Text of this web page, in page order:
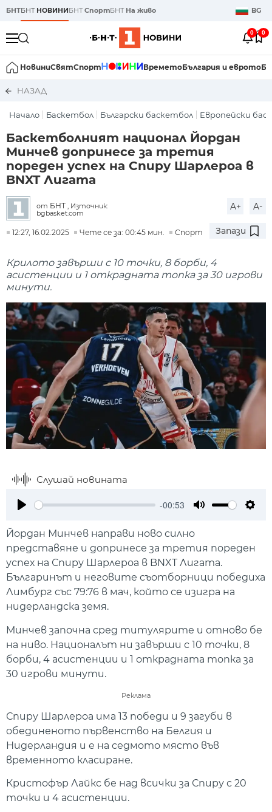
БНТБНТ НОВИНИБНТСпортБНТ На живо BG
0 0
НовиниСвятСпорт ВреметоБългария и еврото
НАЗАД
Начало Баскетбол Български баскетбол Европейски
Баскетболният национал Йордан
Минчев допринесе за третия
пореден успех на Спиру Шарлероа в
BNXT Лигата
от БНТ , Източник:
bgbasket.com
A+ A-
12:27, 16.02.2025 Чете се за: 00:45 мин. Спорт Запази
Крилото завърши с 10 точки, 8 борби, 4
асистенции и 1 открадната топка за 30 игрови
минути.
Слушай новината
-00:53
Йордан Минчев направи ново силно
представяне и допринесе за третия пореден
успех на Спиру Шарлероа в BNXT Лигата.
Българинът и неговите съотборници победиха
Лимбург със 79:76 в мач, който се изигра на
нидерландска земя.
Минчев започна сред титулярите и отново бе
на ниво. Националът ни завърши с 10 точки, 8
борби, 4 асистенции и 1 открадната топка за
30 игрови минути.
Реклама
Спиру Шарлероа има 13 победи и 9 загуби в
обединеното първенство на Белгия и
Нидерландия и е на седмото място във
временното класиране.
Кристофър Лайкс бе над всички за Спиру с 20
точки и 4 асистенции.